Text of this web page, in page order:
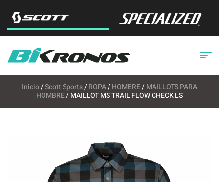
Inicio/Scott Sports/ ROPA/ HOMBRE/ MAILLOTS PARA
HOMBRE/ MAILLOT MS TRAIL FLOW CHECK LS